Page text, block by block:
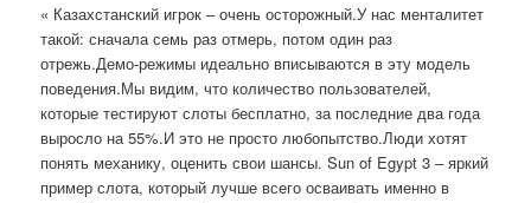
« Казахстанский игрок – очень осторожный.У нас менталитет
такой: сначала семь раз отмерь, потом один раз
отрежь.Демо-режимы идеально вписываются в эту модель
поведения.Мы видим, что количество пользователей,
которые тестируют слоты бесплатно, за последние два года
выросло на 55%.И это не просто любопытство.Люди хотят
понять механику, оценить свои шансы. Sun of Egypt 3 – яркий
пример слота, который лучше всего осваивать именно в